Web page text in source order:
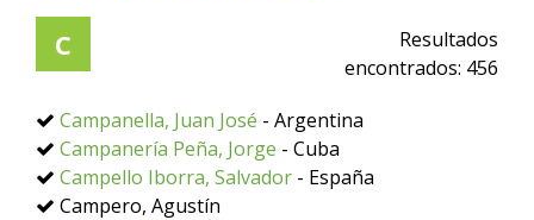
C
Resultados
encontrados: 456
Campanella, Juan José - Argentina
Campanería Peña, Jorge - Cuba
Campello Iborra, Salvador - España
Campero, Agustín